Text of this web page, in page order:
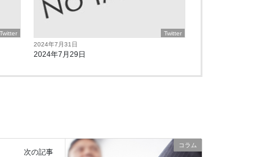
Twitter
Twitter
2024年7月31日
2024年7月29日
コラム
次の記事